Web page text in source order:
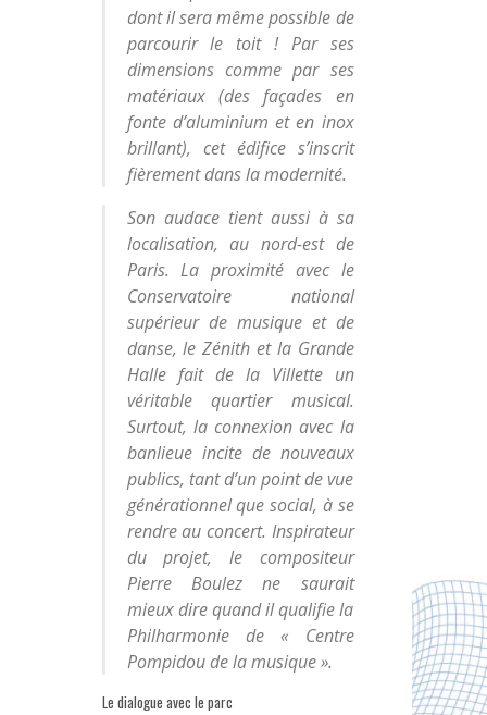
dont il sera même possible de
parcourir le toit ! Par ses
dimensions comme par ses
matériaux (des façades en
fonte d’aluminium et en inox
brillant), cet édifice s’inscrit
fièrement dans la modernité.
Son audace tient aussi à sa
localisation, au nord-est de
Paris. La proximité avec le
Conservatoire national
supérieur de musique et de
danse, le Zénith et la Grande
Halle fait de la Villette un
véritable quartier musical.
Surtout, la connexion avec la
banlieue incite de nouveaux
publics, tant d’un point de vue
générationnel que social, à se
rendre au concert. Inspirateur
du projet, le compositeur
Pierre Boulez ne saurait
mieux dire quand il qualifie la
Philharmonie de « Centre
Pompidou de la musique».
Le dialogue avec le parc